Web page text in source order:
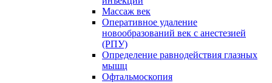
Массаж век
Оперативное удаление
новообразований век с анестезией
(РПУ)
Определение равнодействия глазных
мышц
Офтальмоскопия